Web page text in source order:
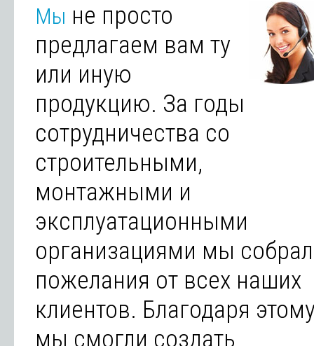
Мы не просто
предлагаем вам ту
или иную
продукцию. За годы
сотрудничества со
строительными,
монтажными и
эксплуатационными
организациями мы
пожелания от всех наших
клиентов. Благодаря
мы смогли создать